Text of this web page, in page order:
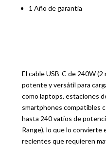
cantidad
1 Año de garantía
El cable USB-C de 240W
potente y versátil para
como laptops, estaciones
smartphones compatibles
hasta 240 vatios de
Range), lo que lo convierte
recientes que requieren